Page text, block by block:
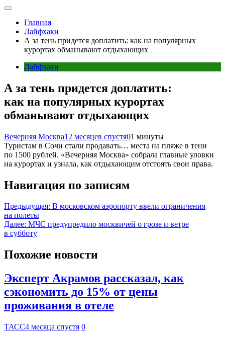
Главная
Лайфхаки
А за тень придется доплатить: как на популярных
курортах обманывают отдыхающих
Лайфхаки
А за тень придется доплатить:
как на популярных курортах
обманывают отдыхающих
Вечерняя Москва12 месяцев спустя01 минуты
Туристам в Сочи стали продавать… места на пляже в тени
по 1500 рублей. «Вечерняя Москва» собрала главные уловки
на курортах и узнала, как отдыхающим отстоять свои права.
Навигация по записям
Предыдущая: В московском аэропорту ввели ограничения
на полеты
Далее: МЧС предупредило москвичей о грозе и ветре
в субботу
Похожие новости
Эксперт Акрамов рассказал, как
сэкономить до 15% от цены
проживания в отеле
ТАСС4 месяца спустя 0